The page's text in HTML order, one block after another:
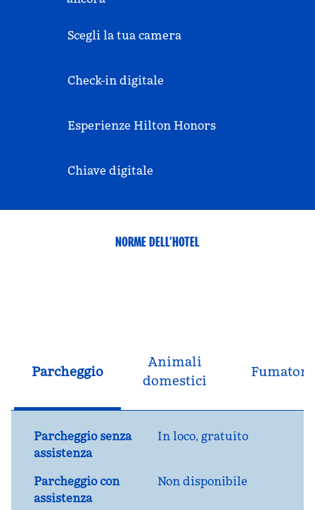
Scegli la tua camera
Check-in digitale
Esperienze Hilton Honors
Chiave digitale
NORME DELL’HOTEL
Parcheggio
Animali
domestici
Fumatori
Parcheggio senza
assistenza
In loco, gratuito
Parcheggio con
assistenza
Non disponibile